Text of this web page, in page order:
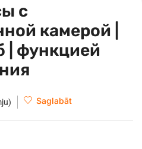
с
камерой |
| функцией
Saglabāt